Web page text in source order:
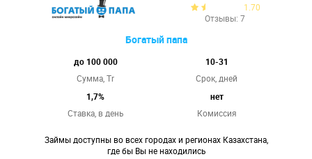
1.70
Отзывы: 7
Богатый папа
до 100 000
Сумма, Tr
10-31
Срок, дней
1,7%
Ставка, в день
нет
Комиссия
Займы доступны во всех городах и регионах Казахстана,
где бы Вы не находились